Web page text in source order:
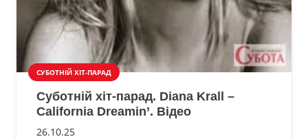
СУБОТНІЙ ХІТ-ПАРАД
Суботній хіт-парад. Diana Krall –
California Dreamin’. Відео
26.10.25